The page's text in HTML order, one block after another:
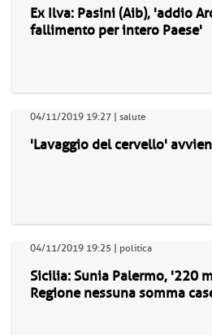
Ex Ilva: Pasini (Aib), 'addio
fallimento per intero Paese'
04/11/2019 19:27 | salute
'Lavaggio del cervello'
04/11/2019 19:25 | politica
Sicilia: Sunia Palermo, '220
Regione nessuna somma